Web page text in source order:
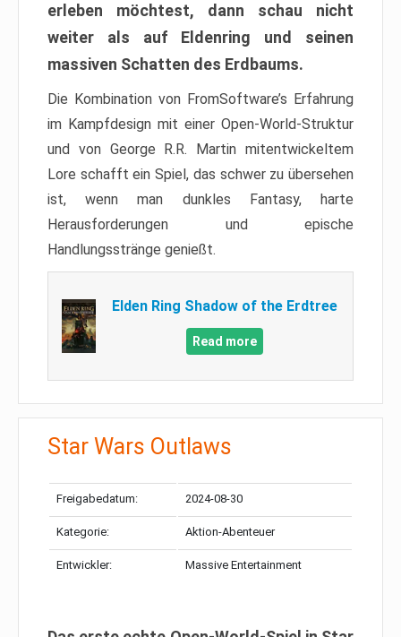
erleben möchtest, dann schau nicht
weiter als auf Eldenring und seinen
massiven Schatten des Erdbaums.
Die Kombination von FromSoftware’s Erfahrung
im Kampfdesign mit einer Open-World-Struktur
und von George R.R. Martin mitentwickeltem
Lore schafft ein Spiel, das schwer zu übersehen
ist, wenn man dunkles Fantasy, harte
Herausforderungen und epische
Handlungsstränge genießt.
Elden Ring Shadow of the Erdtree
Read more
Star Wars Outlaws
Freigabedatum: 2024-08-30
Kategorie: Aktion-Abenteuer
Entwickler: Massive Entertainment